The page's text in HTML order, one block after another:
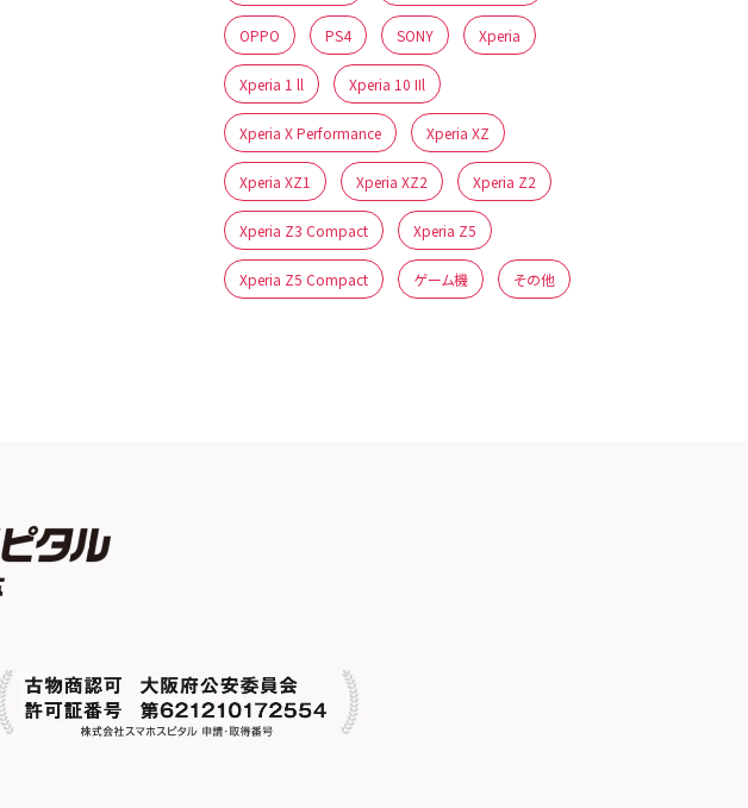
OPPO PS4 SONY Xperia
Xperia 1 ll Xperia 10 IIl
Xperia X Performance Xperia XZ
Xperia XZ1 Xperia XZ2 Xperia Z2
Xperia Z3 Compact Xperia Z5
Xperia Z5 Compact ゲーム機 その他